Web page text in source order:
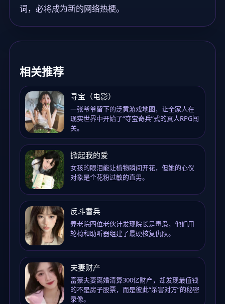
词，必将成为新的网络热梗。
相关推荐
寻宝（电影）
一张爷爷留下的泛黄游戏地图，让全家人在
现实世界中开始了“夺宝奇兵”式的真人RPG闯
关。
掀起我的爱
女孩的眼泪能让植物瞬间开花，但她的心仪
对象是个花粉过敏的直男。
反斗耆兵
养老院四位老伙计发现院长是毒枭，他们用
轮椅和助听器组建了最硬核复仇队。
夫妻财产
富豪夫妻离婚清算300亿财产，却发现最值钱
的不是房子股票，而是彼此“杀害对方”的秘密
录像。